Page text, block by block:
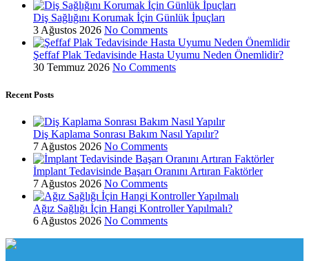
Diş Sağlığını Korumak İçin Günlük İpuçları
3 Ağustos 2026 No Comments
Şeffaf Plak Tedavisinde Hasta Uyumu Neden Önemlidir?
30 Temmuz 2026 No Comments
Recent Posts
Diş Kaplama Sonrası Bakım Nasıl Yapılır?
7 Ağustos 2026 No Comments
İmplant Tedavisinde Başarı Oranını Artıran Faktörler
7 Ağustos 2026 No Comments
Ağız Sağlığı İçin Hangi Kontroller Yapılmalı?
6 Ağustos 2026 No Comments